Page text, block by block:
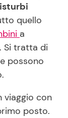
quello
a
Si tratta di
possono
viaggio con
posto.